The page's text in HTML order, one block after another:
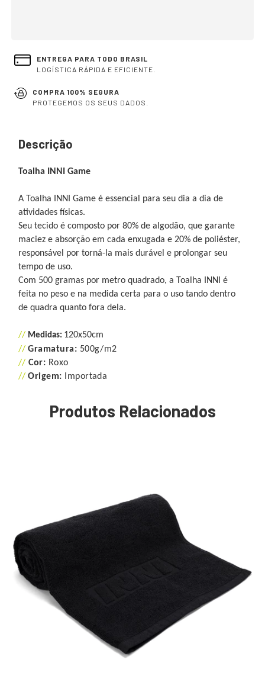
ENTREGA PARA TODO BRASIL
LOGÍSTICA RÁPIDA E EFICIENTE.
COMPRA 100% SEGURA
PROTEGEMOS OS SEUS DADOS.
Descrição
Toalha INNI Game
A Toalha INNI Game é essencial para seu dia a dia de
atividades físicas.
Seu tecido é composto por 80% de algodão, que garante
maciez e absorção em cada enxugada e 20% de poliéster,
responsável por torná-la mais durável e prolongar seu
tempo de uso.
Com 500 gramas por metro quadrado, a Toalha INNI é
feita no peso e na medida certa para o uso tando dentro
de quadra quanto fora dela.
// Medidas: 120x50cm
// Gramatura: 500g/m2
// Cor: Roxo
// Origem: Importada
Produtos Relacionados